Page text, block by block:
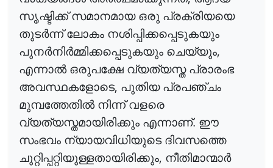
സൃഷ്ടിക്ക് സമാനമായ ഒരു പ്രക്രിയയെ
തുടർന്ന്ലോകം നശിപ്പിക്കപ്പെടുകയും
പുനർനിർമ്മിക്കപ്പെടുകയും ചെയ്യും,
എന്നാൽഒരുപക്ഷേ വ്യത്യസ്ത പ്രാരംഭ
അവസ്ഥകളോടെ, പുതിയ പ്രപഞ്ചം
മുമ്പത്തേതിൽനിന്ന് വളരെ
വ്യത്യസ്തമായിരിക്കും എന്നാണ്. ഈ
സംഭവം ന്യായവിധിയുടെ ദിവസത്തെ
ചുറ്റിപ്പറ്റിയുള്ളതായിരിക്കും, നീതിമാന്മാർ